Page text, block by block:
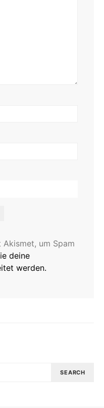
um Spam
deine
werden.
SEARCH